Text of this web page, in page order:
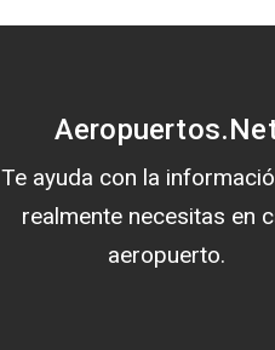
Te ayuda con la
realmente necesitas en
aeropuerto.